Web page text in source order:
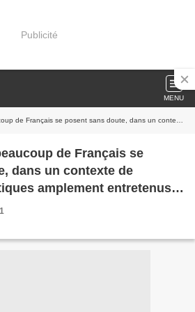
Publicité
MENU
doute, dans un contexte de tensions diplomatiques amplement entretenus par des médias sous forte influence !
de Français se
dans un contexte de
amplement entretenus
forte influence !